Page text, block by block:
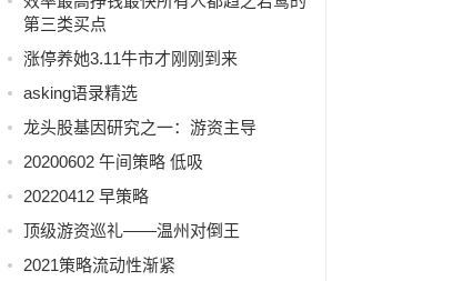
第三类买点
涨停养她3.11牛市才刚刚到来
asking语录精选
龙头股基因研究之一：游资主导
20200602 午间策略 低吸
20220412 早策略
顶级游资巡礼——温州对倒王
2021策略流动性渐紧